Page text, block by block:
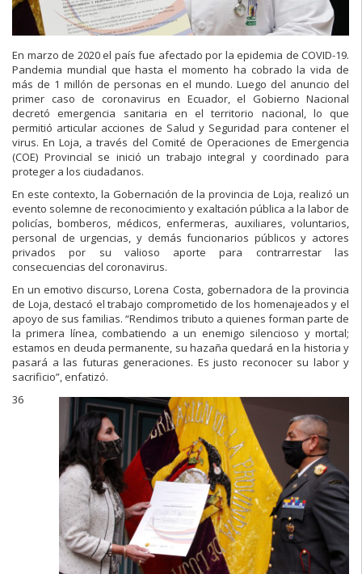
En marzo de 2020 el país fue afectado por la epidemia de COVID-19.
Pandemia mundial que hasta el momento ha cobrado la vida de
más de 1 millón de personas en el mundo. Luego del anuncio del
primer caso de coronavirus en Ecuador, el Gobierno Nacional
decretó emergencia sanitaria en el territorio nacional, lo que
permitió articular acciones de Salud y Seguridad para contener el
virus. En Loja, a través del Comité de Operaciones de Emergencia
(COE) Provincial se inició un trabajo integral y coordinado para
proteger a los ciudadanos.
En este contexto, la Gobernación de la provincia de Loja, realizó un
evento solemne de reconocimiento y exaltación pública a la labor de
policías, bomberos, médicos, enfermeras, auxiliares, voluntarios,
personal de urgencias, y demás funcionarios públicos y actores
privados por su valioso aporte para contrarrestar las
consecuencias del coronavirus.
En un emotivo discurso, Lorena Costa, gobernadora de la provincia
de Loja, destacó el trabajo comprometido de los homenajeados y el
apoyo de sus familias. “Rendimos tributo a quienes forman parte de
la primera línea, combatiendo a un enemigo silencioso y mortal;
estamos en deuda permanente, su hazaña quedará en la historia y
pasará a las futuras generaciones. Es justo reconocer su labor y
sacrificio”, enfatizó.
36